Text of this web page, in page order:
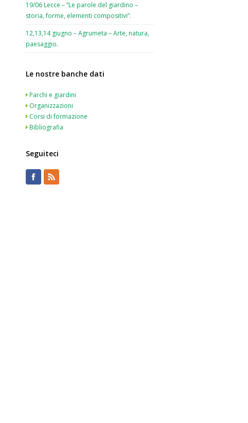
19/06 Lecce – “Le parole del giardino –
storia, forme, elementi compositivi”.
12,13,14 giugno – Agrumeta – Arte, natura,
paesaggio.
Le nostre banche dati
Parchi e giardini
Organizzazioni
Corsi di formazione
Bibliografia
Seguiteci